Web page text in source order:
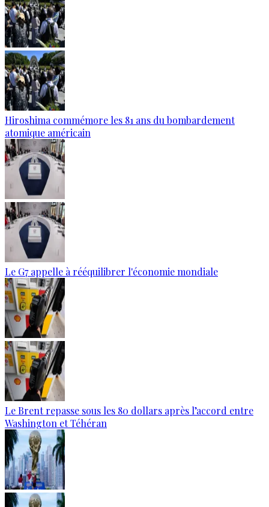
Hiroshima commémore les 81 ans du bombardement
atomique américain
Le G7 appelle à rééquilibrer l'économie mondiale
Le Brent repasse sous les 80 dollars après l’accord entre
Washington et Téhéran